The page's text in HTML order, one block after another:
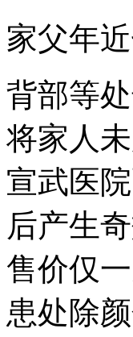
家父年
背部等
将家人
宣武医
后产生
售价仅
患处除